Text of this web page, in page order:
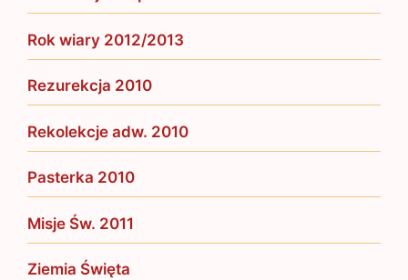
Rok wiary 2012/2013
Rezurekcja 2010
Rekolekcje adw. 2010
Pasterka 2010
Misje Św. 2011
Ziemia Święta